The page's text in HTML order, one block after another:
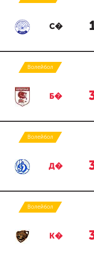
С�
Волейбол
Б�
Волейбол
Д�
Волейбол
К�